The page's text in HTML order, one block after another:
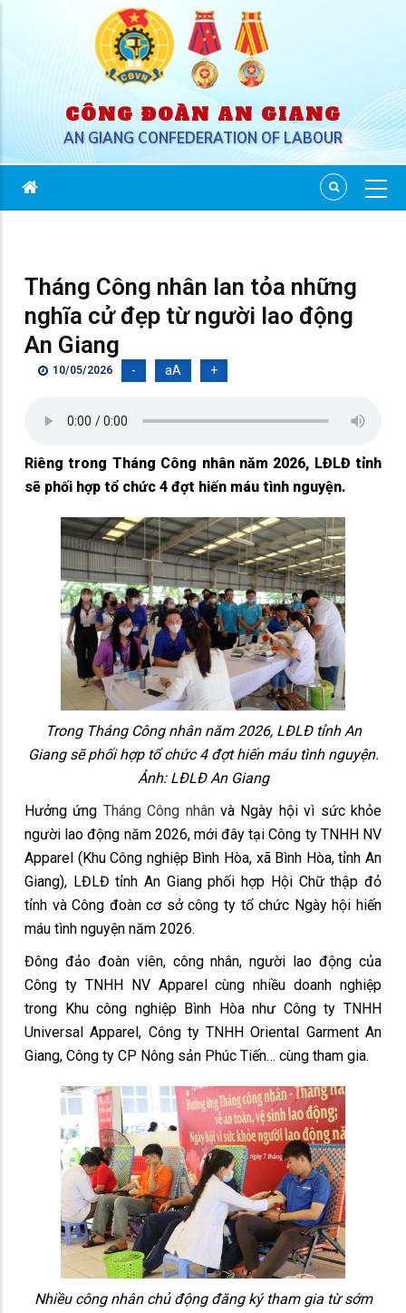
CÔNG ĐOÀN AN GIANG
AN GIANG CONFEDERATION OF LABOUR
Tháng Công nhân lan tỏa những
nghĩa cử đẹp từ người lao động
An Giang
10/05/2026 - aA +
Riêng trong Tháng Công nhân năm 2026, LĐLĐ tỉnh
sẽ phối hợp tổ chức 4 đợt hiến máu tình nguyện.
Trong Tháng Công nhân năm 2026, LĐLĐ tỉnh An
Giang sẽ phối hợp tổ chức 4 đợt hiến máu tình nguyện.
Ảnh: LĐLĐ An Giang
Hưởng ứng Tháng Công nhânvà Ngày hội vì sức khỏe
người lao động năm 2026, mới đây tại Công ty TNHH NV
Apparel (Khu Công nghiệp Bình Hòa, xã Bình Hòa, tỉnh An
Giang), LĐLĐ tỉnh An Giang phối hợp Hội Chữ thập đỏ
tỉnh và Công đoàn cơ sở công ty tổ chức Ngày hội hiến
máu tình nguyện năm 2026.
Đông đảo đoàn viên, công nhân, người lao động của
Công ty TNHH NV Apparel cùng nhiều doanh nghiệp
trong Khu công nghiệp Bình Hòa như Công ty TNHH
Universal Apparel, Công ty TNHH Oriental Garment An
Giang, Công ty CP Nông sản Phúc Tiến… cùng tham gia.
Nhiều công nhân chủ động đăng ký tham gia từ sớm